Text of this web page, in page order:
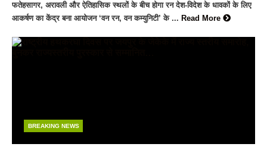
फतेहसागर, अरावली और ऐतिहासिक स्थलों के बीच होगा रन देश-विदेश के धावकों के लिए
आकर्षण का केंद्र बना आयोजन ‘वन रन, वन कम्युनिटी’ के ... Read More
BREAKING NEWS